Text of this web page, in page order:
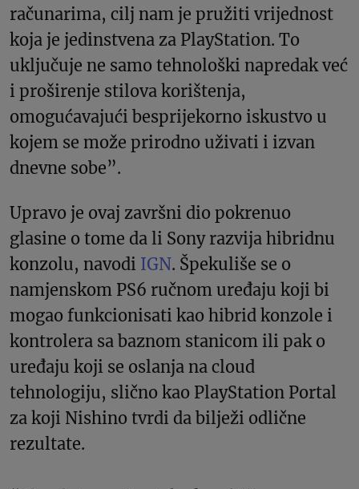
računarima, cilj nam je pružiti vrijednost
koja je jedinstvena za PlayStation. To
uključuje ne samo tehnološki napredak već
i proširenje stilova korištenja,
omogućavajući besprijekorno iskustvo u
kojem se može prirodno uživati i izvan
dnevne sobe”.
Upravo je ovaj završni dio pokrenuo
glasine o tome da li Sony razvija hibridnu
konzolu, navodi IGN. Špekuliše se o
namjenskom PS6 ručnom uređaju koji bi
mogao funkcionisati kao hibrid konzole i
kontrolera sa baznom stanicom ili pak o
uređaju koji se oslanja na cloud
tehnologiju, slično kao PlayStation Portal
za koji Nishino tvrdi da bilježi odlične
rezultate.